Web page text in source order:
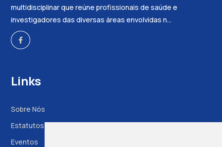
multidisciplinar que reúne profissionais de saúde e
investigadores das diversas áreas envolvidas n...
Links
Sobre Nós
Estatutos
Eventos